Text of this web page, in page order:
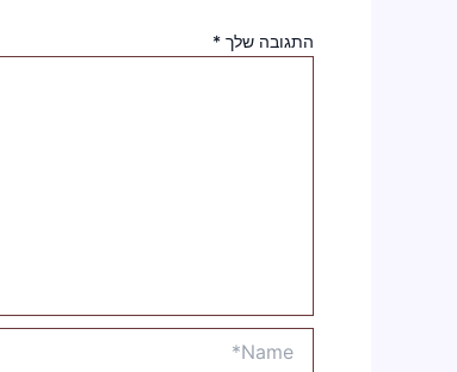
התגובה שלך *